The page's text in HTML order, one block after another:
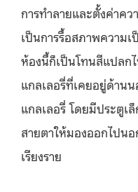
การทำลายและตั้งค่าค
เป็นการรื้อสภาพความ
ห้องนี้ก็เป็นโทนสีแปลก
แกลเลอรี่ที่เคยอยู่ด้าน
แกลเลอรี่ โดยมีประตูเ
สายตาให้มองออกไปน
เรียงราย